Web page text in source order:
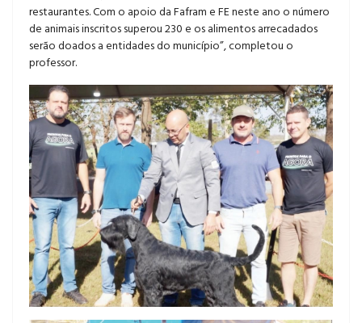
restaurantes. Com o apoio da Fafram e FE neste ano o número
de animais inscritos superou 230 e os alimentos arrecadados
serão doados a entidades do município”, completou o
professor.